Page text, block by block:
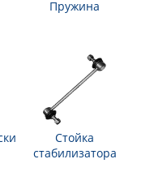
Пружина
Стойка
стабилизатора